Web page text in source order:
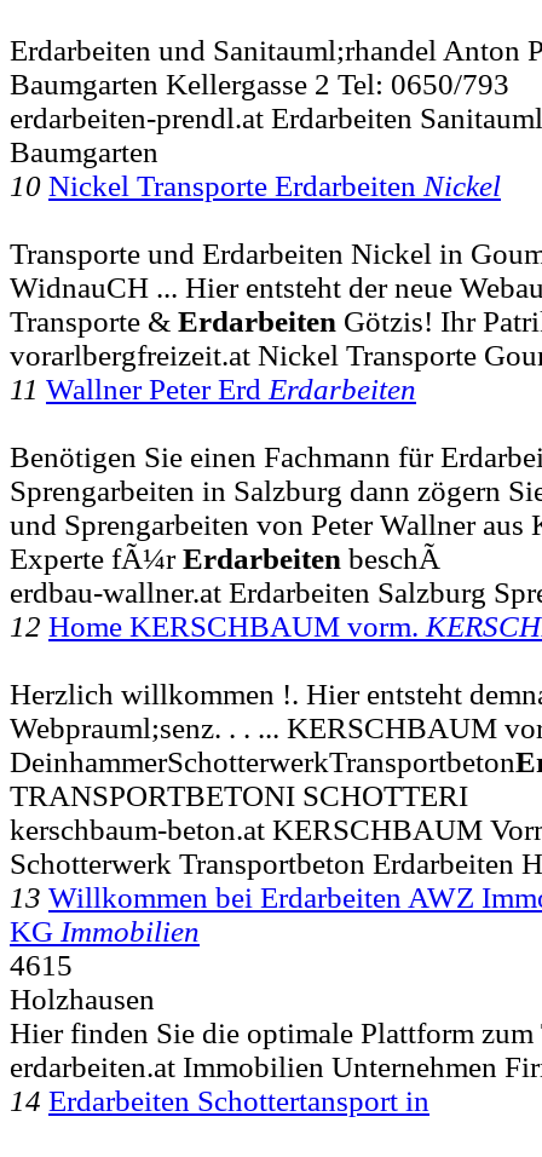
Erdarbeiten und Sanitauml;rhandel Anton
Baumgarten Kellergasse 2 Tel: 0650/793
erdarbeiten-prendl.at Erdarbeiten
Baumgarten
10 Nickel Transporte Erdarbeiten Nickel
Transporte und Erdarbeiten Nickel in
WidnauCH ... Hier entsteht der neue
Transporte & Erdarbeiten Götzis! Ihr
vorarlbergfreizeit.at Nickel Transporte
11 Wallner Peter Erd Erdarbeiten
Benötigen Sie einen Fachmann für
Sprengarbeiten in Salzburg dann zögern
und Sprengarbeiten von Peter Wallner
Experte fÃ¼rErdarbeiten beschÃ
erdbau-wallner.at Erdarbeiten Salzburg
12 Home KERSCHBAUM vorm.
Herzlich willkommen !. Hier entsteht
Webprauml;senz. . . ... KERSCHBAUM
DeinhammerSchotterwerkTransportbeton
TRANSPORTBETONI SCHOTTERI
kerschbaum-beton.at KERSCHBAUM
Schotterwerk Transportbeton Erdarbeiten
13 Willkommen bei Erdarbeiten AWZ
KG Immobilien
4615
Holzhausen
Hier finden Sie die optimale Plattform zum
erdarbeiten.at Immobilien Unternehmen
14 Erdarbeiten Schottertansport in